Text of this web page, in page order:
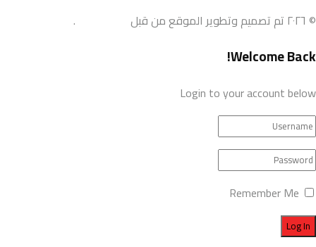
© ٢٠٢٦ تم تصميم وتطوير الموقع من قبل .
Welcome Back!
Login to your account below
Remember Me